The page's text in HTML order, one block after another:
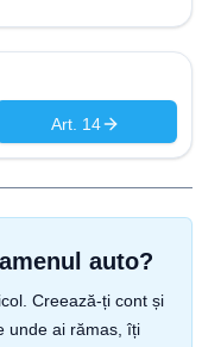
Art. 14
auto?
Creează-ți cont și
unde ai rămas, îți